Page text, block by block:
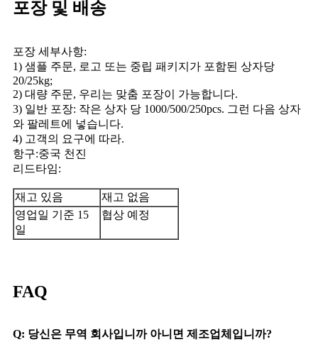
포장 및 배송
포장 세부사항:
1) 샘플 주문, 로고 또는 중립 패키지가 포함된 상자당
20/25kg;
2) 대량 주문, 우리는 맞춤 포장이 가능합니다.
3) 일반 포장: 작은 상자 당 1000/500/250pcs. 그런 다음 상자
와 팔레트에 넣습니다.
4) 고객의 요구에 따라.
항구:중국 천진
리드타임:
재고 있음
재고 없음
영업일 기준 15
일
협상 예정
FAQ
Q: 당신은 무역 회사입니까 아니면 제조업체입니까?